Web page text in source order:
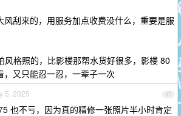
风刮来的，用服务加点收费没什么，重要是服
风格照的，比影楼那帮水货好很多，影楼 80
，又只能忍一忍，一辈子一次
47
5, 2025
也不亏，因为真的精修一张照片半小时肯定